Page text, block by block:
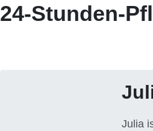
24-Stunden-
Julia